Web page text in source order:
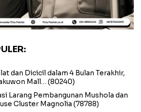
dan Dicicil dalam 4 Bulan Terakhir,
Mall… (80240)
Larang Pembangunan Mushola dan
Cluster Magnolia (78788)